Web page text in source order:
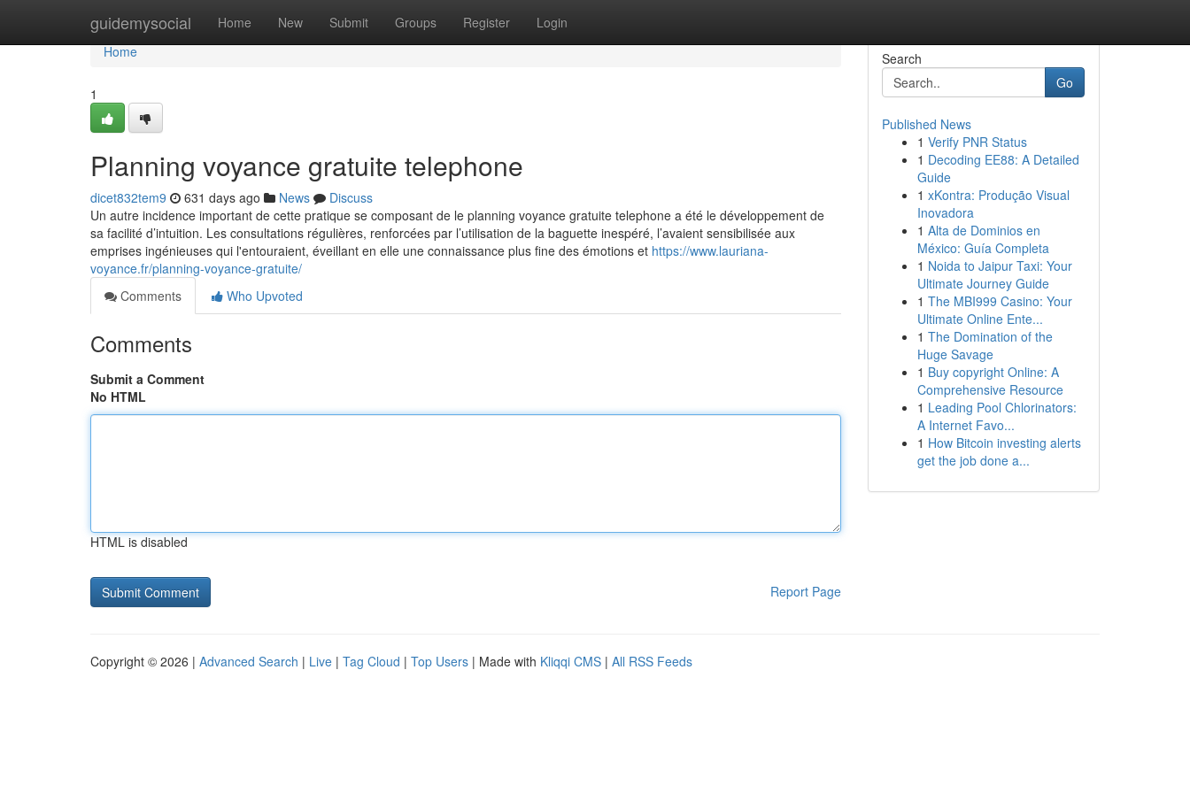
guidemysocial Home New Submit Groups Register Login
Home
Home
1
Planning voyance gratuite telephone
dicet832tem9 631 days ago News
Discuss
Un autre incidence important de cette pratique se composant de le planning voyance gratuite telephone a été le développement de
sa facilité d’intuition. Les consultations régulières, renforcées par l’utilisation de la baguette inespéré, l’avaient sensibilisée aux
emprises ingénieuses qui l'entouraient, éveillant en elle une connaissance plus fine des émotions et https://www.lauriana-
voyance.fr/planning-voyance-gratuite/
Comments
Who Upvoted
Comments
Submit a Comment
No HTML
HTML is disabled
Report Page
Search
Go
Published News
1 Verify PNR Status
1 Decoding EE88: A Detailed
Guide
1 xKontra: Produção Visual
Inovadora
1 Alta de Dominios en
México: Guía Completa
1 Noida to Jaipur Taxi: Your
Ultimate Journey Guide
1 The MBI999 Casino: Your
Ultimate Online Ente...
1 The Domination of the
Huge Savage
1 Buy copyright Online: A
Comprehensive Resource
1 Leading Pool Chlorinators:
A Internet Favo...
1 How Bitcoin investing alerts
get the job done a...
Copyright © 2026 | Advanced Search | Live | Tag Cloud | Top Users | Made with Kliqqi CMS | All RSS Feeds